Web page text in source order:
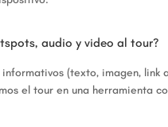
audio y video al tour?
informativos (texto, imagen,
el tour en una herramienta